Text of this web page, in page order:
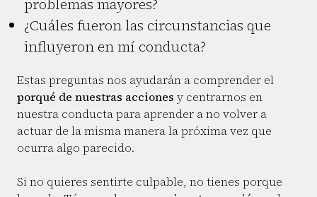
problemas mayores?
¿Cuáles fueron las circunstancias que
influyeron en mí conducta?
Estas preguntas nos ayudarán a comprender el
porqué de nuestras acciones y centrarnos en
nuestra conducta para aprender a no volver a
actuar de la misma manera la próxima vez que
ocurra algo parecido.
Si no quieres sentirte culpable, no tienes porque